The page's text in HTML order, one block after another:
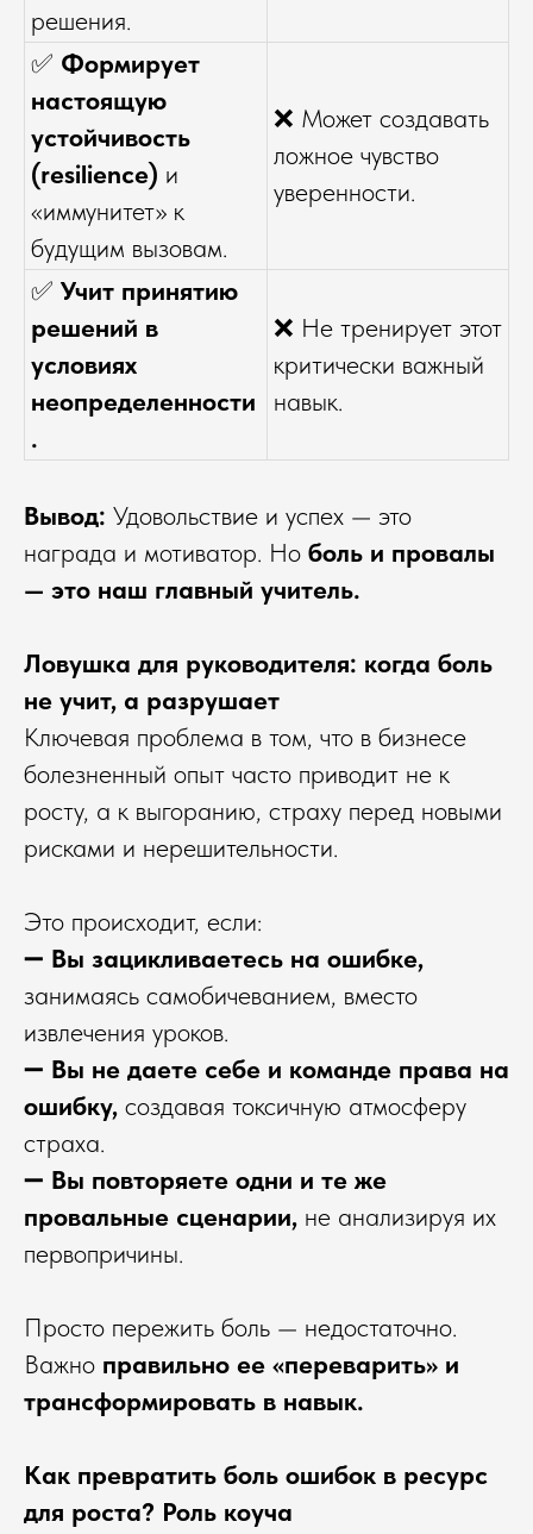
решения.
✅ Формирует
настоящую
устойчивость
(resilience) и
«иммунитет» к
будущим вызовам.
❌ Может создавать
ложное чувство
уверенности.
✅ Учит принятию
решений в
условиях
неопределенности
.
❌ Не тренирует этот
критически важный
навык.
Вывод: Удовольствие и успех — это
награда и мотиватор. Но боль и провалы
— это наш главный учитель.
Ловушка для руководителя: когда боль
не учит, а разрушает
Ключевая проблема в том, что в бизнесе
болезненный опыт часто приводит не к
росту, а к выгоранию, страху перед новыми
рисками и нерешительности.
Это происходит, если:
➖ Вы зацикливаетесь на ошибке,
занимаясь самобичеванием, вместо
извлечения уроков.
➖ Вы не даете себе и команде права на
ошибку, создавая токсичную атмосферу
страха.
➖ Вы повторяете одни и те же
провальные сценарии, не анализируя их
первопричины.
Просто пережить боль — недостаточно.
Важно правильно ее «переварить» и
трансформировать в навык.
Как превратить боль ошибок в ресурс
для роста? Роль коуча